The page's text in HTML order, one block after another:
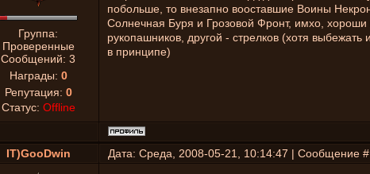
Группа:
Проверенные
Сообщений: 3
Награды: 0
Репутация: 0
Статус: Offline
побольше, то внезапно вооставшие Воины
Солнечная Буря и Грозовой Фронт, имхо, хороши
рукопашников, другой - стрелков (хотя выбежать
в принципе)
IT)GooDwin Дата: Среда, 2008-05-21, 10:14:47 | Сообщение #